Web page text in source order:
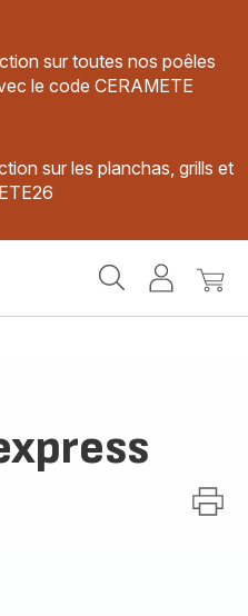
sur toutes nos poêles
le code CERAMETE
sur les planchas, grills et
MonMon